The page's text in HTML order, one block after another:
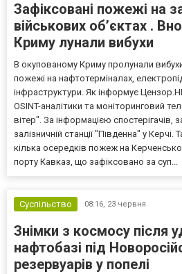
Зафіксовані пожежі на
військових об’єктах .
Криму лунали вибухи
В окупованому Криму пролунали
пожежі на нафтотерміналах,
інфраструктури. Як інформує
OSINT-аналітики та моніторинговий
вітер". За інформацією спостерігачів,
залізничній станції "Південна" у
кілька осередків пожеж на
порту Кавказ, що зафіксовано за суп...
Суспільство 08:16, 23 червня
Знімки з космосу після
нафтобазі під
резервуарів у попелі